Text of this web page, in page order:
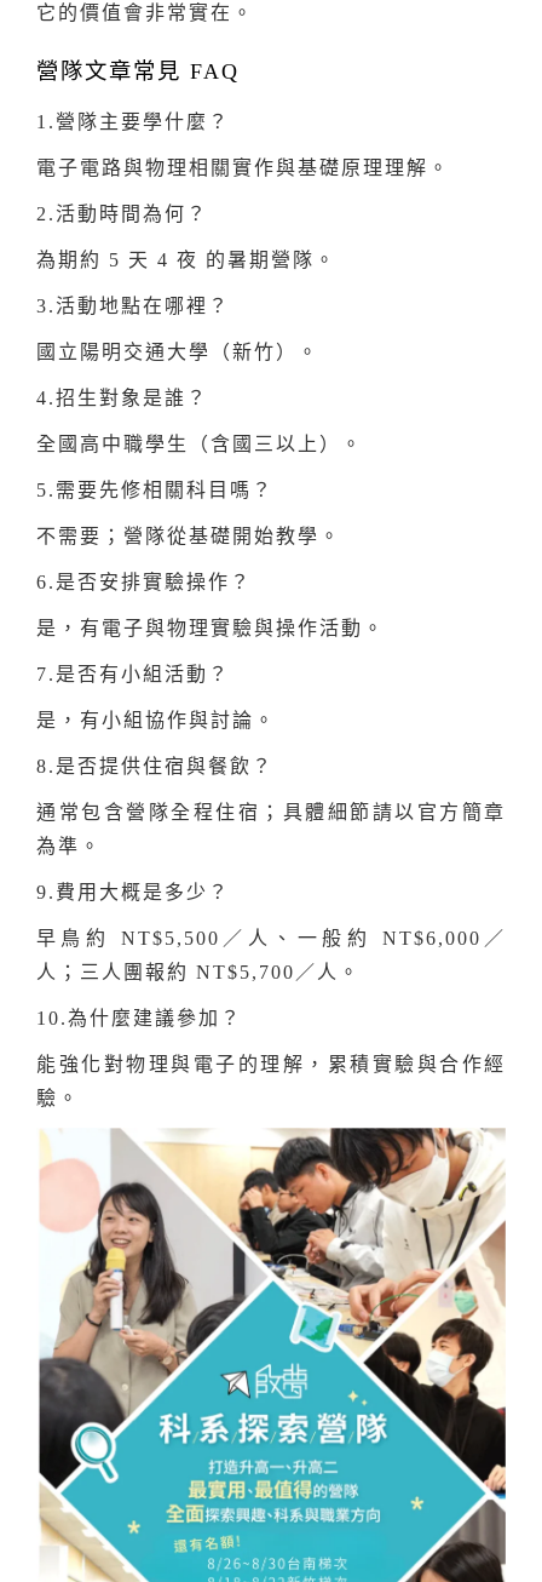
它的價值會非常實在。
營隊文章常見 FAQ
1.營隊主要學什麼？
電子電路與物理相關實作與基礎原理理解。
2.活動時間為何？
為期約 5 天 4 夜 的暑期營隊。
3.活動地點在哪裡？
國立陽明交通大學（新竹）。
4.招生對象是誰？
全國高中職學生（含國三以上）。
5.需要先修相關科目嗎？
不需要；營隊從基礎開始教學。
6.是否安排實驗操作？
是，有電子與物理實驗與操作活動。
7.是否有小組活動？
是，有小組協作與討論。
8.是否提供住宿與餐飲？
通常包含營隊全程住宿；具體細節請以官方簡章
為準。
9.費用大概是多少？
早鳥約 NT$5,500／人、一般約 NT$6,000／
人；三人團報約 NT$5,700／人。
10.為什麼建議參加？
能強化對物理與電子的理解，累積實驗與合作經
驗。